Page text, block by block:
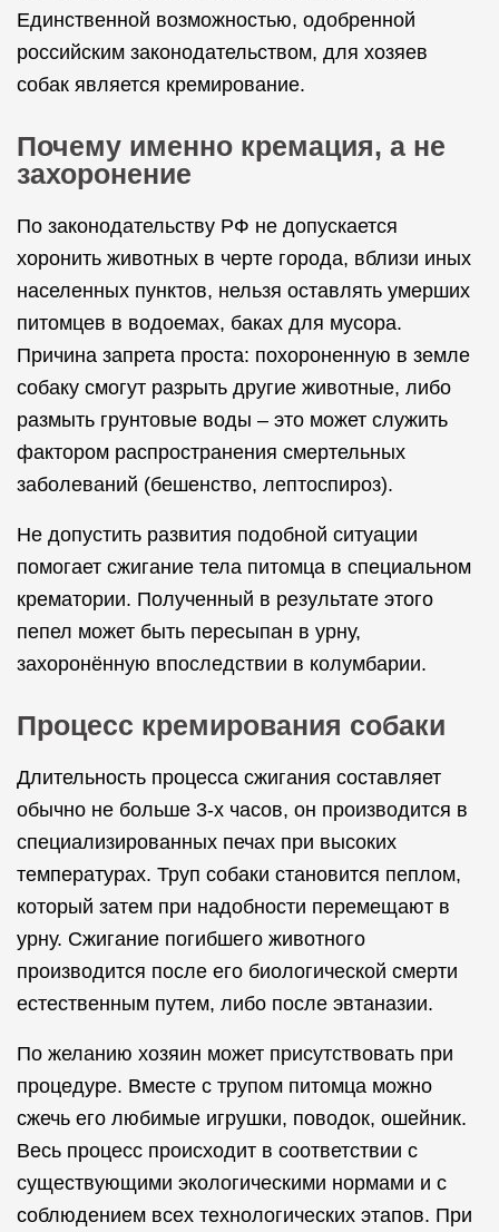
Единственной возможностью, одобренной
российским законодательством, для хозяев
собак является кремирование.
Почему именно кремация, а не
захоронение
По законодательству РФ не допускается
хоронить животных в черте города, вблизи иных
населенных пунктов, нельзя оставлять умерших
питомцев в водоемах, баках для мусора.
Причина запрета проста: похороненную в земле
собаку смогут разрыть другие животные, либо
размыть грунтовые воды – это может служить
фактором распространения смертельных
заболеваний (бешенство, лептоспироз).
Не допустить развития подобной ситуации
помогает сжигание тела питомца в специальном
крематории. Полученный в результате этого
пепел может быть пересыпан в урну,
захоронённую впоследствии в колумбарии.
Процесс кремирования собаки
Длительность процесса сжигания составляет
обычно не больше 3-х часов, он производится в
специализированных печах при высоких
температурах. Труп собаки становится пеплом,
который затем при надобности перемещают в
урну. Сжигание погибшего животного
производится после его биологической смерти
естественным путем, либо после эвтаназии.
По желанию хозяин может присутствовать при
процедуре. Вместе с трупом питомца можно
сжечь его любимые игрушки, поводок, ошейник.
Весь процесс происходит в соответствии с
существующими экологическими нормами и с
соблюдением всех технологических этапов. При